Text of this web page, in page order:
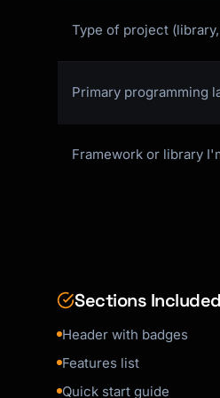
const result =
### Configuration
// config.js
module.exports = {
|--------|------
| `option1` |
## Examples
Type of project (library,
Primary programming
Framework or library
Sections Included
Header with badges
Features list
Quick start guide